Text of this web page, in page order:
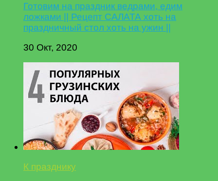
Готовим на праздник ведрами, едим
ложками || Рецепт САЛАТА хоть на
праздничный стол хоть на ужин ||
30 Окт, 2020
К празднику